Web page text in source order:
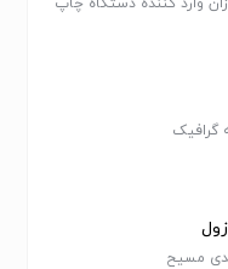
گرافیک
مسیح